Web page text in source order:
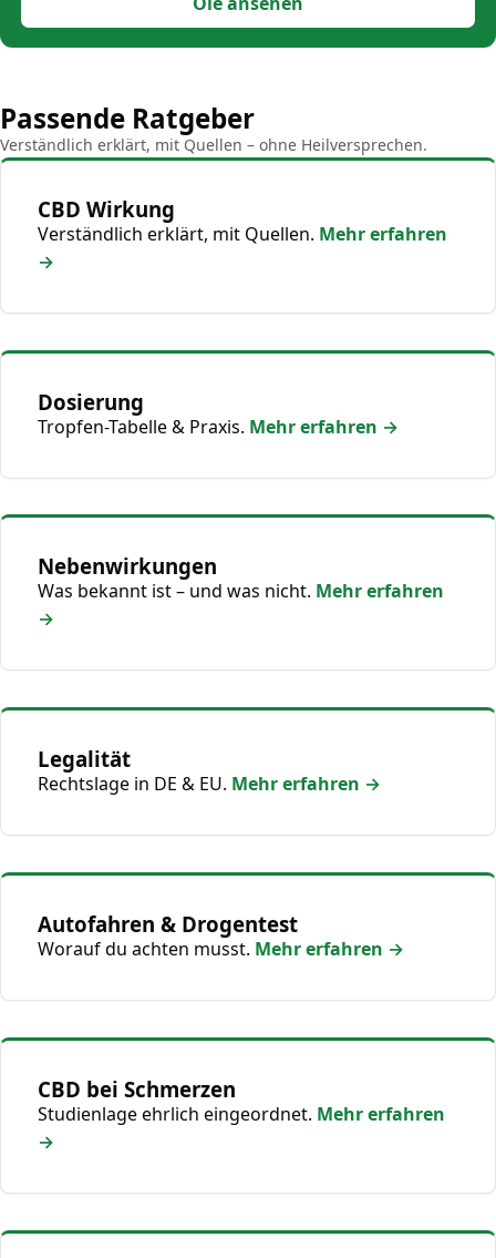
Passende Ratgeber
Verständlich erklärt, mit Quellen – ohne Heilversprechen.
CBD Wirkung
Verständlich erklärt, mit Quellen. Mehr erfahren
→
Dosierung
Tropfen-Tabelle & Praxis. Mehr erfahren →
Nebenwirkungen
Was bekannt ist – und was nicht. Mehr erfahren
→
Legalität
Rechtslage in DE & EU. Mehr erfahren →
Autofahren & Drogentest
Worauf du achten musst. Mehr erfahren →
CBD bei Schmerzen
Studienlage ehrlich eingeordnet. Mehr erfahren
→